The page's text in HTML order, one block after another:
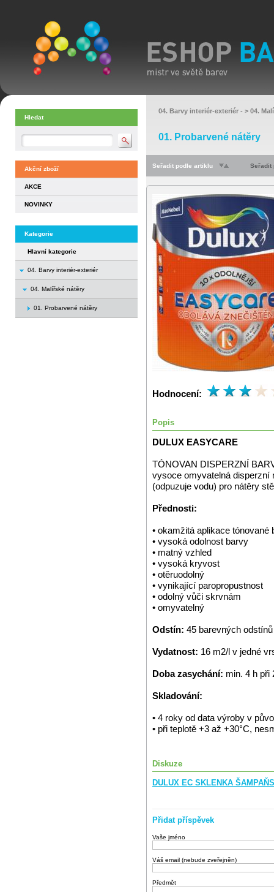
Hledat
Akční zboží
AKCE
NOVINKY
Kategorie
Hlavní kategorie
04. Barvy interiér-exteriér
04. Malířské nátěry
01. Probarvené nátěry
04. Barvy interiér-exteriér - > 04.
01. Probarvené nátěry
Seřadit podle artiklu Seřadit
Hodnocení:
Popis
DULUX EASYCARE
TÓNOVAN DISPERZNÍ
vysoce omyvatelná disperzní
(odpuzuje vodu) pro nátěry
Přednosti:
• okamžitá aplikace tónované
• vysoká odolnost barvy
• matný vzhled
• vysoká kryvost
• otěruodolný
• vynikající paropropustnost
• odolný vůči skrvnám
• omyvatelný
Odstín: 45 barevných odstínů
Vydatnost: 16 m2/l v jedné
Doba zasychání: min. 4 h při
Skladování:
• 4 roky od data výroby v
• při teplotě +3 až +30°C,
Diskuze
DULUX EC SKLENKA
Přidat příspěvek
Vaše jméno
Váš email (nebude zveřejněn)
Předmět